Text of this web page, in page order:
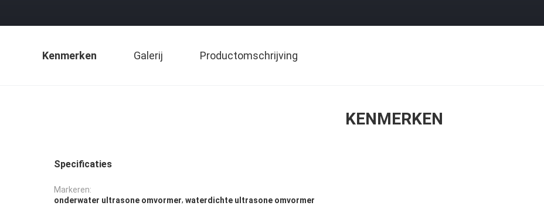
Kenmerken Galerij Productomschrijving
KENMERKEN
Specificaties
Markeren:
onderwater ultrasone omvormer, waterdichte ultrasone omvormer